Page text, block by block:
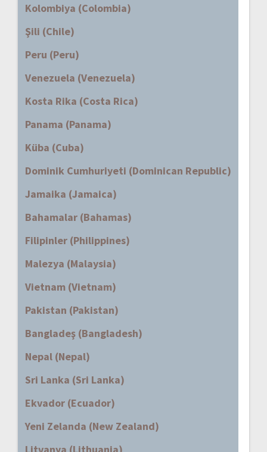
Kolombiya (Colombia)
Şili (Chile)
Peru (Peru)
Venezuela (Venezuela)
Kosta Rika (Costa Rica)
Panama (Panama)
Küba (Cuba)
Dominik Cumhuriyeti (Dominican Republic)
Jamaika (Jamaica)
Bahamalar (Bahamas)
Filipinler (Philippines)
Malezya (Malaysia)
Vietnam (Vietnam)
Pakistan (Pakistan)
Bangladeş (Bangladesh)
Nepal (Nepal)
Sri Lanka (Sri Lanka)
Ekvador (Ecuador)
Yeni Zelanda (New Zealand)
Litvanya (Lithuania)